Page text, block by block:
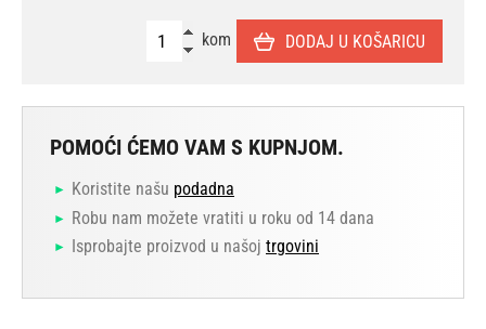
kom DODAJ U KOŠARICU
POMOĆI ĆEMO VAM S KUPNJOM.
Koristite našu podadna
Robu nam možete vratiti u roku od 14 dana
Isprobajte proizvod u našoj trgovini